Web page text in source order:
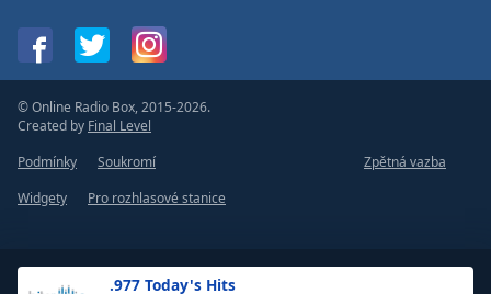
.977 Today's Hits
© Online Radio Box, 2015-2026.
Created by Final Level
Podmínky
Soukromí
Zpětná vazba
Widgety
Pro rozhlasové stanice